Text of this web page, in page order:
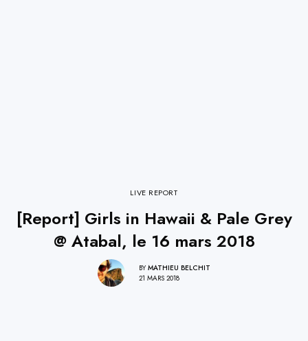
LIVE REPORT
[Report] Girls in Hawaii & Pale Grey
@ Atabal, le 16 mars 2018
BY MATHIEU BELCHIT
21 MARS 2018